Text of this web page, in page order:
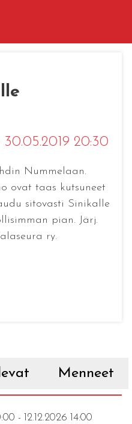
20:30
Nummelaan.
ovat taas kutsuneet
sitovasti Sinikalle
pian. Järj.
ry.
Menneet
- 12.12.2026 14:00